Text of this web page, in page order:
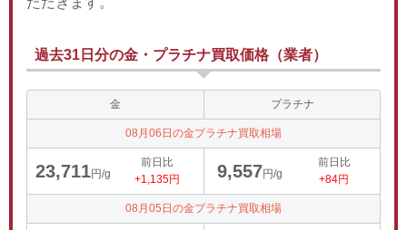
過去31日分の金・プラチナ買取価格（業者）
金 プラチナ
08月06日の金プラチナ買取相場
23,711円/g
前日比
+1,135円
9,557円/g
前日比
+84円
08月05日の金プラチナ買取相場